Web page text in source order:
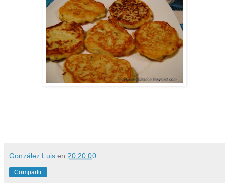
González Luis en 20:20:00
Compartir